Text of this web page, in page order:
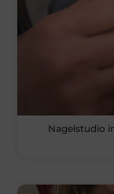
Nagelstudio